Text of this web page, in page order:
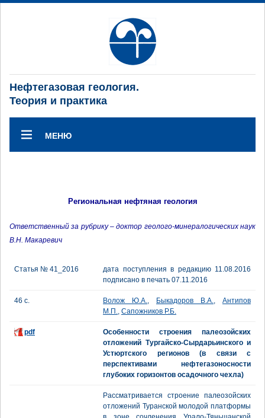
Нефтегазовая геология.
Теория и практика
МЕНЮ
Региональная нефтяная геология
Ответственный за рубрику – доктор геолого-минералогических наук
В.Н. Макаревич
Статья № 41_2016
дата поступления в редакцию 11.08.2016
подписано в печать 07.11.2016
46 с. Волож Ю.А., Быкадоров В.А., Антипов
М.П., Сапожников Р.Б.
pdf
Особенности строения палеозойских
отложений Тургайско-Сырдарьинского и
Устюртского регионов (в связи с
перспективами нефтегазоносности
глубоких горизонтов осадочного чехла)
Рассматривается строение палеозойских
отложений Туранской молодой платформы